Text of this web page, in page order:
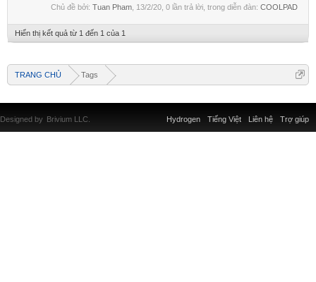
Chủ đề bởi: Tuan Pham 13/2/20 , 0 lần trả lời, trong diễn đàn: COOLPAD
Hiển thị kết quả từ 1 đến 1 của 1
TRANG CHỦ Tags
Liên hệ Trợ giúp
Hydrogen Tiếng Việt
Designed by Brivium LLC.